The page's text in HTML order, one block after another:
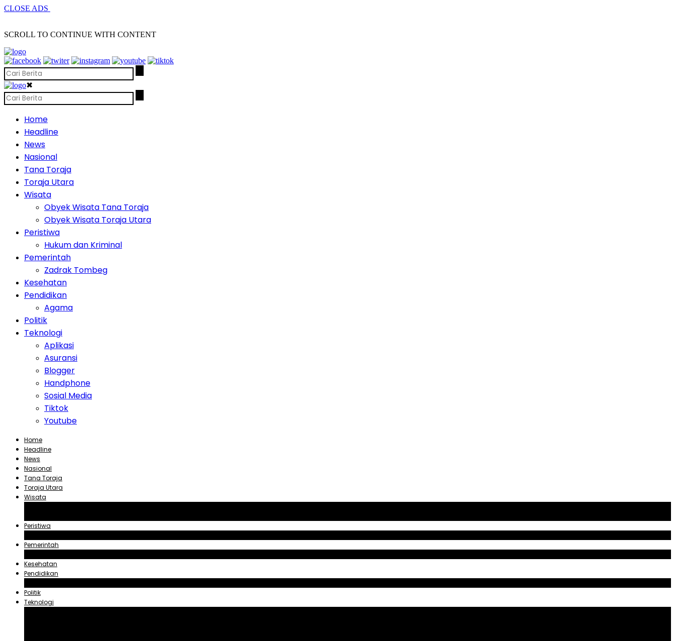
CLOSE ADS
SCROLL TO CONTINUE WITH CONTENT
✖
Home
Headline
News
Nasional
Tana Toraja
Toraja Utara
Wisata
Obyek Wisata Tana Toraja
Obyek Wisata Toraja Utara
Peristiwa
Hukum dan Kriminal
Pemerintah
Zadrak Tombeg
Kesehatan
Pendidikan
Agama
Politik
Teknologi
Aplikasi
Asuransi
Blogger
Handphone
Sosial Media
Tiktok
Youtube
Home
Headline
News
Nasional
Tana Toraja
Toraja Utara
Wisata
Peristiwa
Pemerintah
Kesehatan
Pendidikan
Politik
Teknologi